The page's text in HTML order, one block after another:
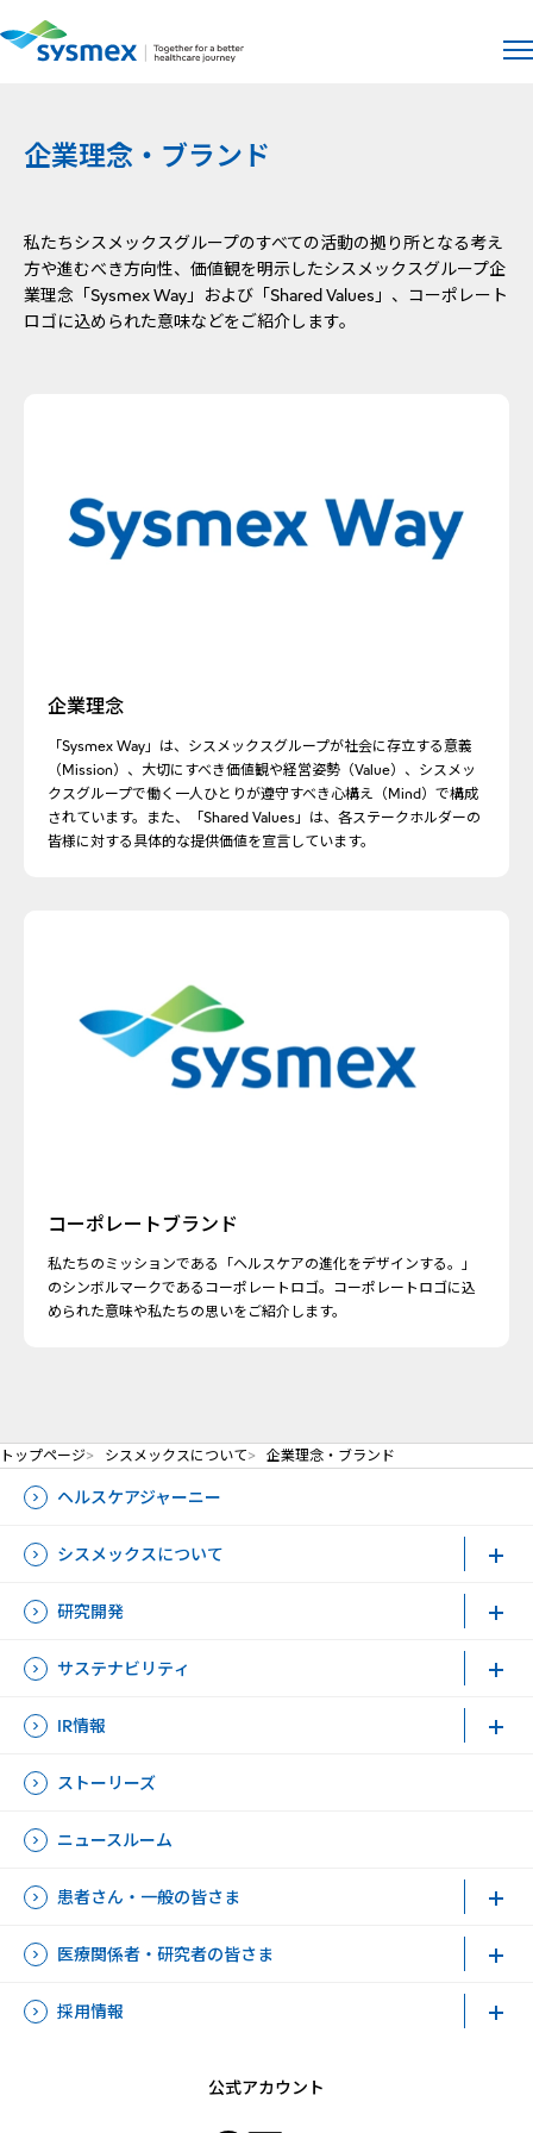
サイト
メ
企業理念・ブランド
私たちシスメックスグループのすべての活動の拠り所となる考え
方や進むべき方向性、価値観を明示したシスメックスグループ企
業理念「Sysmex Way」および「Shared Values」、コーポレート
ロゴに込められた意味などをご紹介します。
企業理念
「Sysmex Way」は、シスメックスグループが社会に存立する意義
（Mission）、大切にすべき価値観や経営姿勢（Value）、シスメッ
クスグループで働く一人ひとりが遵守すべき心構え（Mind）で構成
されています。また、「Shared Values」は、各ステークホルダーの
皆様に対する具体的な提供価値を宣言しています。
コーポレートブランド
私たちのミッションである「ヘルスケアの進化をデザインする。」
のシンボルマークであるコーポレートロゴ。コーポレートロゴに込
められた意味や私たちの思いをご紹介します。
トップページ シスメックスについて 企業理念・ブランド
ヘルスケアジャーニー
シスメックスについて
研究開発
サステナビリティ
IR情報
ストーリーズ
ニュースルーム
患者さん・一般の皆さま
医療関係者・研究者の皆さま
採用情報
公式アカウント